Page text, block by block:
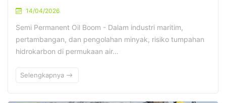
14/04/2026
Semi Permanent Oil Boom - Dalam industri maritim,
pertambangan, dan pengolahan minyak, risiko tumpahan
hidrokarbon di permukaan air…
Selengkapnya